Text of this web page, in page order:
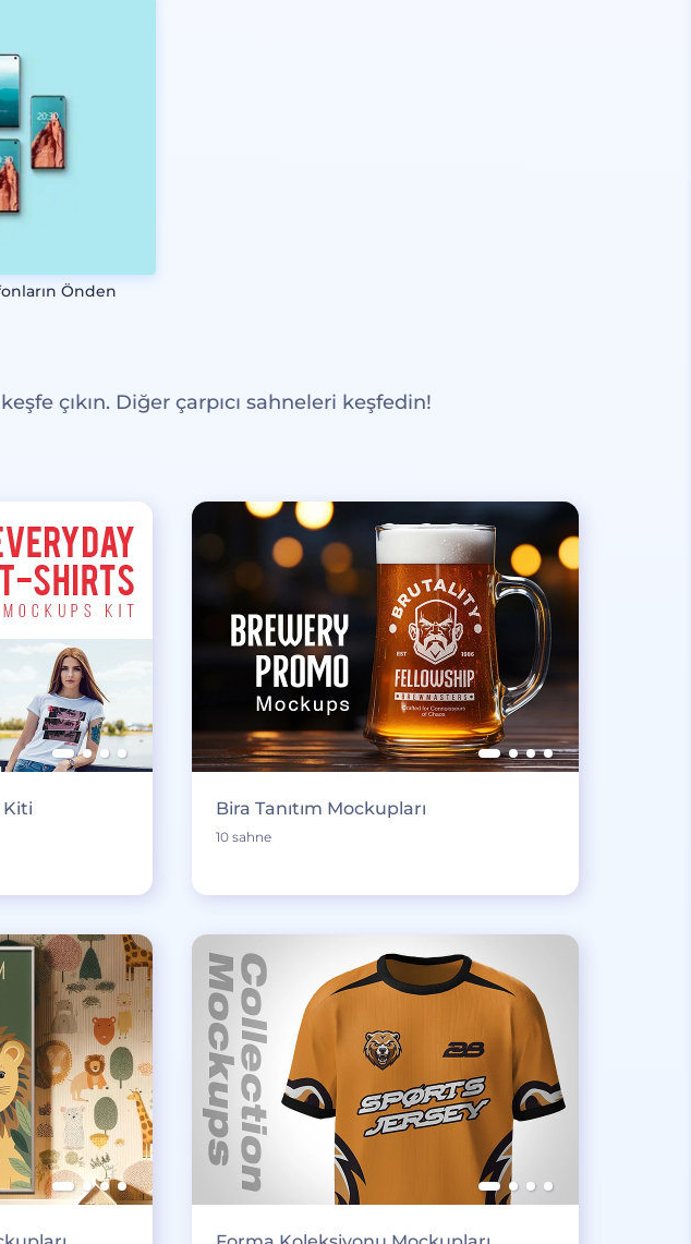
Önden
çıkın. Diğer çarpıcı sahneleri keşfedin!
Kiti Bira Tanıtım Mockupları
10 sahne